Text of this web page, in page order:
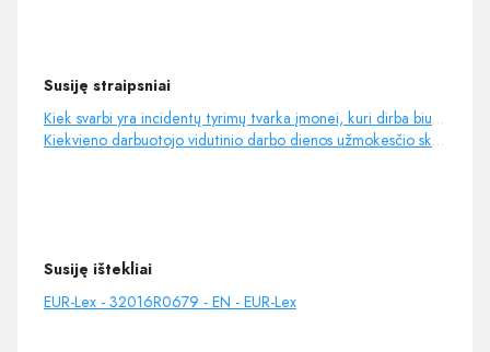
Susiję straipsniai
Kiek svarbi yra incidentų tyrimų tvarka įmonei, kuri dirba biure?
Kiekvieno darbuotojo vidutinio darbo dienos užmokesčio skaičiavimas
Susiję ištekliai
EUR-Lex - 32016R0679 - EN - EUR-Lex